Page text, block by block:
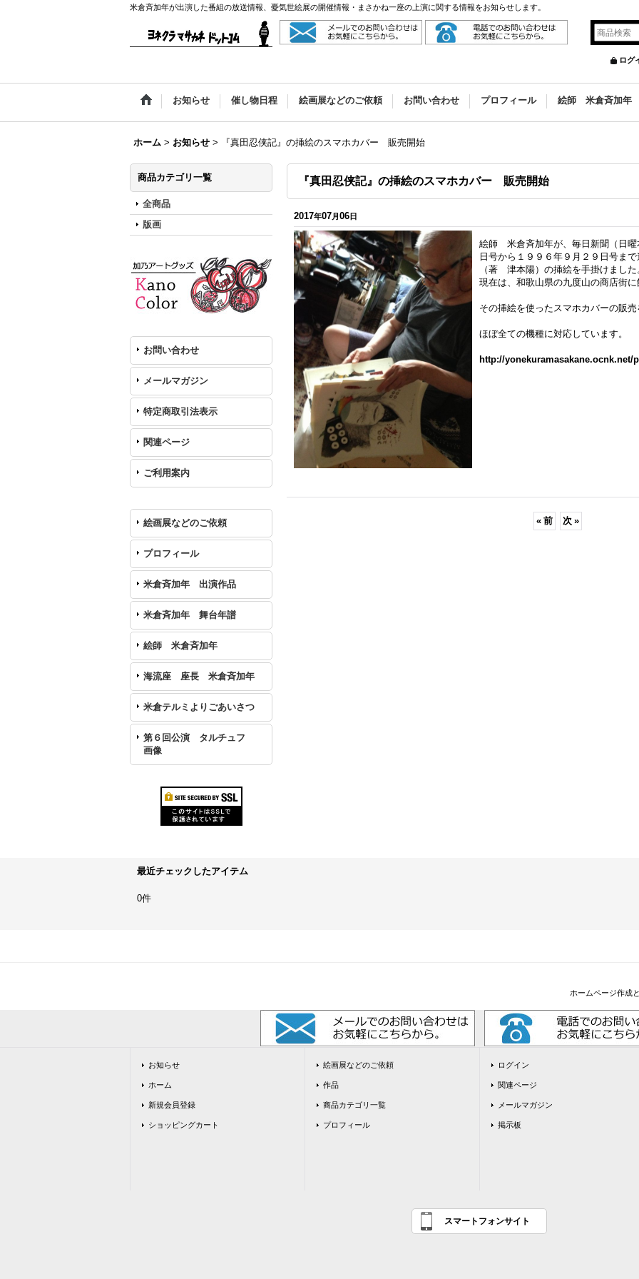
米倉斉加年が出演した番組の放送情報、憂気世絵展の開催情報・まさかね一座の上演に関する情報をお知らせします。
ログ
お知らせ 催し物日程 絵画展などのご依頼 お問い合わせ プロフィール 絵師 米倉斉加年
ホーム > お知らせ > 『真田忍侠記』の挿絵のスマホカバー 販売開始
商品カテゴリ一覧
全商品
版画
お問い合わせ
メールマガジン
特定商取引法表示
関連ページ
ご利用案内
絵画展などのご依頼
プロフィール
米倉斉加年 出演作品
米倉斉加年 舞台年譜
絵師 米倉斉加年
海流座 座長 米倉斉加年
米倉テルミよりごあいさつ
第６回公演 タルチュフ
画像
『真田忍侠記』の挿絵のスマホカバー 販売開始
2017年07月06日
絵師 米倉斉加年が、毎日新聞（日曜
日号から１９９６年９月２９日号ま
（著 津本陽）の挿絵を手掛けました
現在は、和歌山県の九度山の商店街に
その挿絵を使ったスマホカバーの販売
ほぼ全ての機種に対応しています。
http://yonekuramasakane.ocnk.net/
« 前 次 »
最近チェックしたアイテム
0件
ホームページ作成
お知らせ
ホーム
新規会員登録
ショッピングカート
絵画展などのご依頼
作品
商品カテゴリ一覧
プロフィール
ログイン
関連ページ
メールマガジン
掲示板
スマートフォンサイト